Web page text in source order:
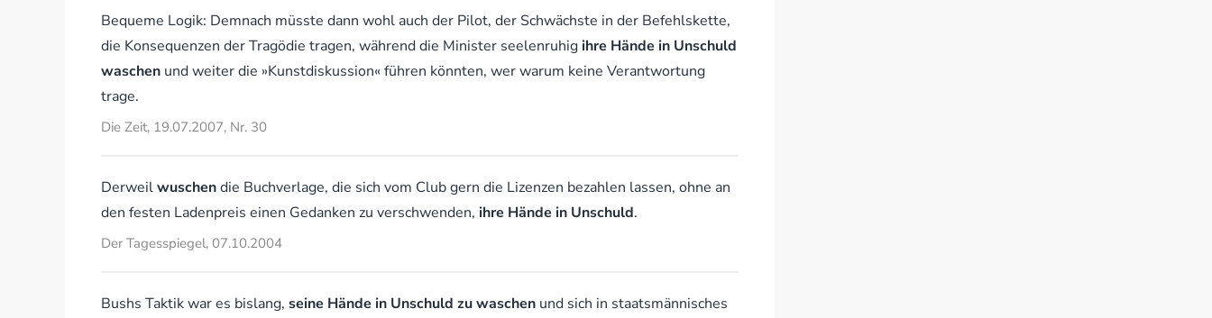
Bequeme Logik: Demnach müsste dann wohl auch der Pilot, der Schwächste in der Befehlskette,
die Konsequenzen der Tragödie tragen, während die Minister seelenruhig ihre Hände in Unschuld
waschen und weiter die »Kunstdiskussion« führen könnten, wer warum keine Verantwortung
trage.
Die Zeit, 19.07.2007, Nr. 30
Derweilwuschendie Buchverlage, die sich vom Club gern die Lizenzen bezahlen lassen, ohne an
den festen Ladenpreis einen Gedanken zu verschwenden, ihre Hände in Unschuld.
Der Tagesspiegel, 07.10.2004
Bushs Taktik war es bislang, seine Hände in Unschuld zu waschen und sich in staatsmännisches